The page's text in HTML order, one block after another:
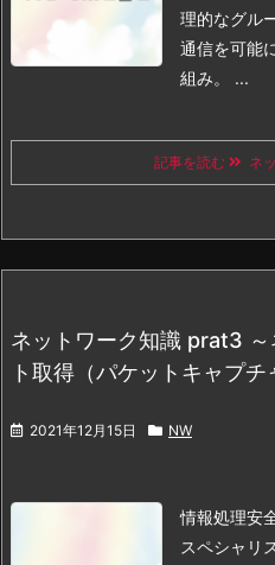
理的なグル
通信を可能
組み。 ...
記事を読む ネ
ネットワーク知識 prat3
ト取得（パケットキャプチ
2021年12月15日 NW
情報処理安
スペシャリ